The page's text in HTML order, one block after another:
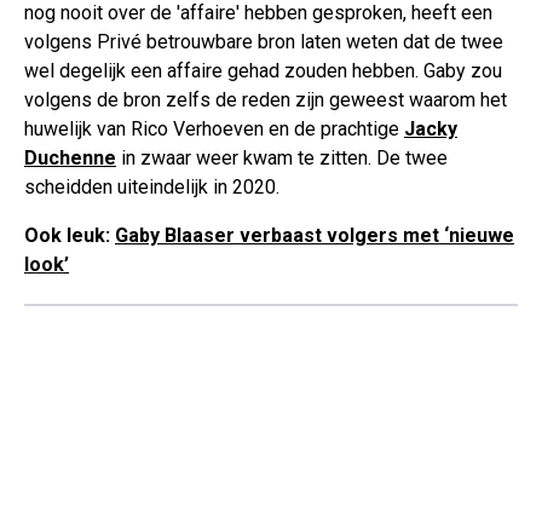
nog nooit over de 'affaire' hebben gesproken, heeft een
volgens Privé betrouwbare bron laten weten dat de twee
wel degelijk een affaire gehad zouden hebben. Gaby zou
volgens de bron zelfs de reden zijn geweest waarom het
huwelijk van Rico Verhoeven en de prachtige Jacky
Duchenne in zwaar weer kwam te zitten. De twee
scheidden uiteindelijk in 2020.
Ook leuk: Gaby Blaaser verbaast volgers met ‘nieuwe
look’